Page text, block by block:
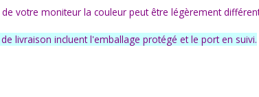
votre moniteur la couleur peut être légèrement
livraison incluent l'emballage protégé et le port en suivi.